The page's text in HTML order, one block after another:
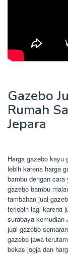
Gazebo
Rumah
Jepara
Harga gazebo kayu
lebih karena harga
bambu dengan
gazebo bambu
tambahan jual
terlebih lagi karena
surabaya kemudian
jual gazebo
gazebo jawa
bekas jogja dan